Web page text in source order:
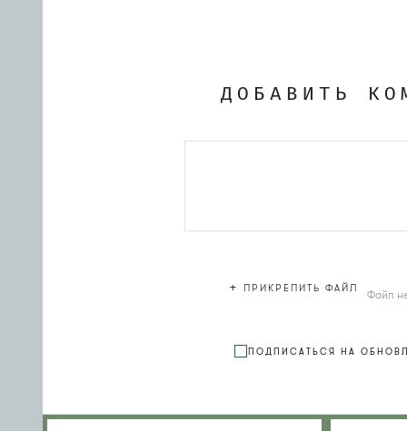
ДОБАВИТЬ
+ ПРИКРЕПИТЬ ФАЙЛ Файл
ПОДПИСАТЬСЯ НА